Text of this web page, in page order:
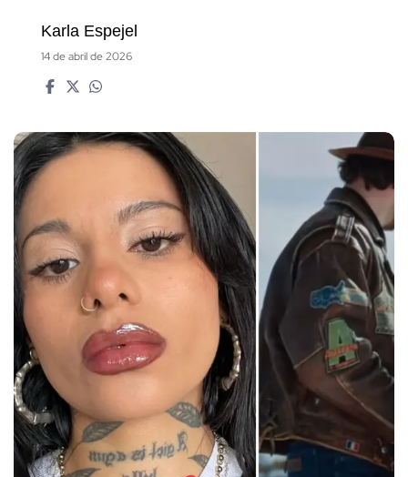
Karla Espejel
14 de abril de 2026